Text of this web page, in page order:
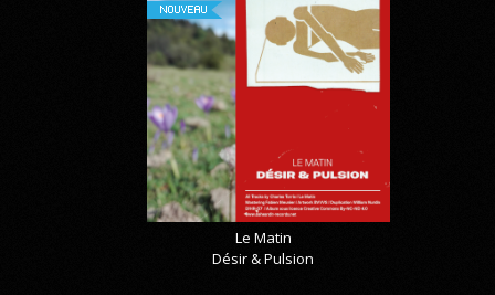
NOUVEAU
Le Matin
Désir & Pulsion